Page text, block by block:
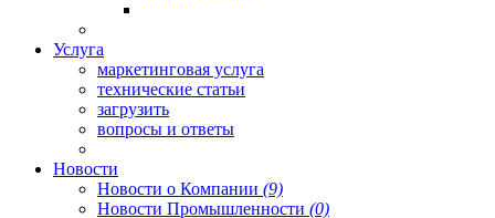
Услуга
маркетинговая услуга
технические статьи
загрузить
вопросы и ответы
Новости
Новости о Компании (9)
Новости Промышленности (0)